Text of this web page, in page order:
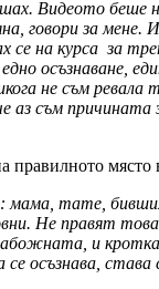
Видеото беше
говори за мене.
се на курса за
осъзнаване,
не съм
аз съм причината
правилното място
мама, тате,
Не правят
и
се осъзнава,